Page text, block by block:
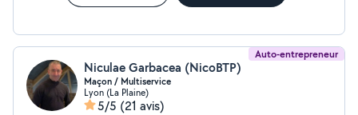
Auto-entrepreneur
Niculae Garbacea (NicoBTP)
Maçon / Multiservice
Lyon (La Plaine)
5/5 (21 avis)